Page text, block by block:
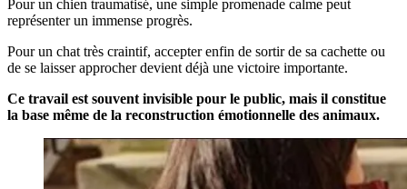
Pour un chien traumatisé, une simple promenade calme peut
représenter un immense progrès.
Pour un chat très craintif, accepter enfin de sortir de sa cachette ou
de se laisser approcher devient déjà une victoire importante.
Ce travail est souvent invisible pour le public, mais il constitue
la base même de la reconstruction émotionnelle des animaux.